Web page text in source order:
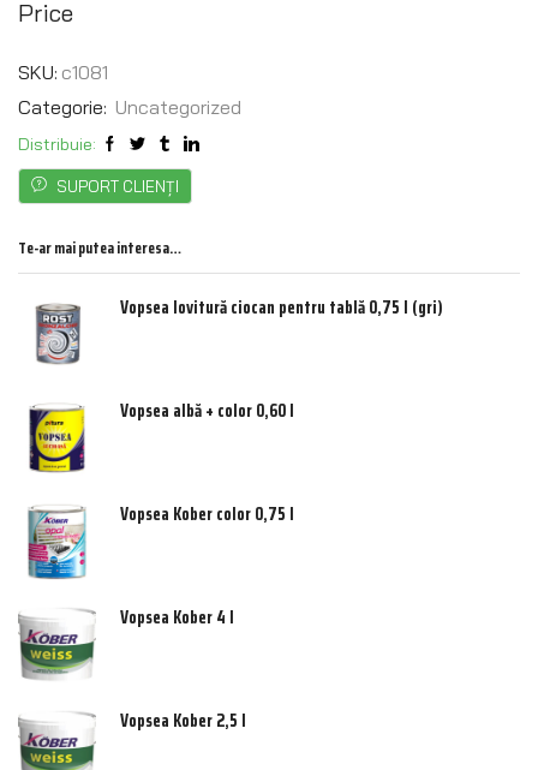
Price
SKU: c1081
Categorie: Uncategorized
Distribuie:
SUPORT CLIENȚI
Te-ar mai putea interesa…
Vopsea lovitură ciocan pentru tablă 0,75 l (gri)
Vopsea albă + color 0,60 l
Vopsea Kober color 0,75 l
Vopsea Kober 4 l
Vopsea Kober 2,5 l